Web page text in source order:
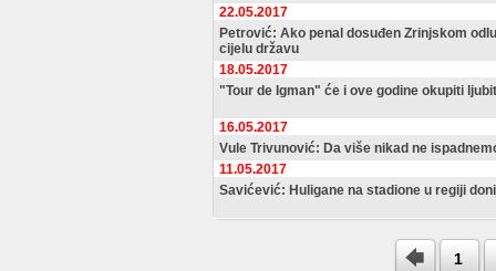
22.05.2017
Petrović: Ako penal dosuđen Zrinjskom
cijelu državu
18.05.2017
"Tour de Igman" će i ove godine okupiti
16.05.2017
Vule Trivunović: Da više nikad ne
11.05.2017
Savićević: Huligane na stadione u regiji
1